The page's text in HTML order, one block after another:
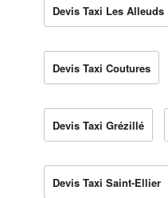
Devis Taxi Les Alleuds
Devis Taxi Coutures
Devis Taxi Grézillé
Devis Taxi Saint-Ellier